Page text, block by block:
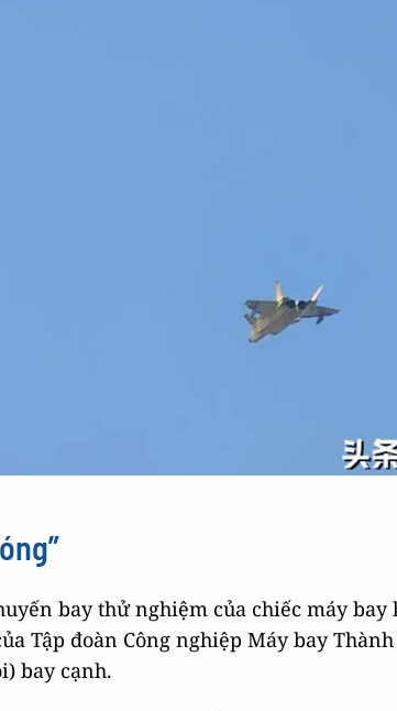
bay thử nghiệm của chiếc máy bay
Tập đoàn Công nghiệp Máy bay Thành
bay cạnh.